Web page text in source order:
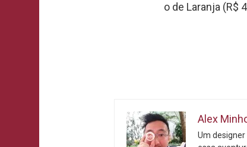
o de Laranja (R$
Alex
Um